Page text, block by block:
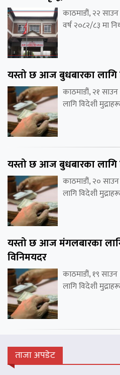
काठमाडौं, २२
वर्ष २०८२/८३ मा
यस्तो छ आज बुधबारका लागि
काठमाडौं, २१ साउन
लागि विदेशी
यस्तो छ आज बुधबारका लागि
काठमाडौं, २०
लागि विदेशी
यस्तो छ आज मंगलबारका
विनिमयदर
काठमाडौं, १९
लागि विदेशी
ताजा अपडेट